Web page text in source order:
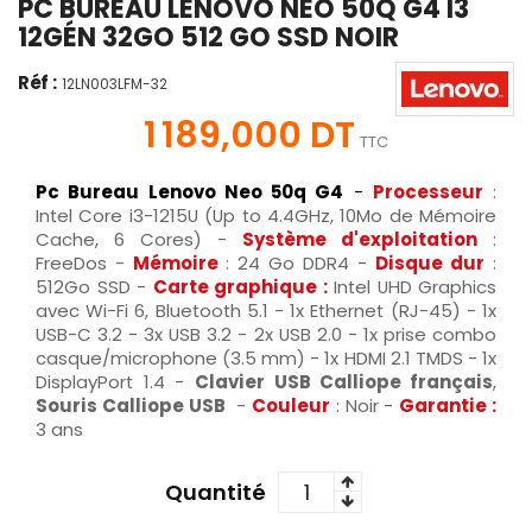
PC BUREAU LENOVO NEO 50Q G4 I3
12GÉN 32GO 512 GO SSD NOIR
Réf : 12LN003LFM-32
1 189,000 DT TTC
Pc Bureau Lenovo Neo 50q G4 - Processeur :
Intel Core i3-1215U (Up to 4.4GHz, 10Mo de Mémoire
Cache, 6 Cores) - Système d'exploitation
:
FreeDos - Mémoire : 24 Go DDR4 - Disque dur :
512Go SSD - Carte graphique :Intel UHD Graphics
avec Wi-Fi 6, Bluetooth 5.1 - 1x Ethernet (RJ-45) - 1x
USB-C 3.2 - 3x USB 3.2 - 2x USB 2.0 - 1x prise combo
casque/microphone (3.5 mm) - 1x HDMI 2.1 TMDS - 1x
DisplayPort 1.4 - Clavier USB Calliope français,
Souris Calliope USB - Couleur : Noir - Garantie :
3 ans
Quantité